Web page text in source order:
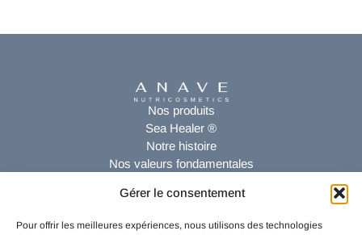
Gérer le consentement
Pour offrir les meilleures expériences, nous utilisons des technologies
Nos produits
Sea Healer ®
Notre histoire
Nos valeurs fondamentales
Nous contacter